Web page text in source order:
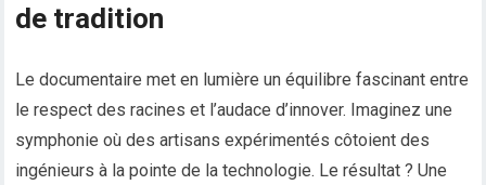
de tradition
Le documentaire met en lumière un équilibre fascinant entre
le respect des racines et l’audace d’innover. Imaginez une
symphonie où des artisans expérimentés côtoient des
ingénieurs à la pointe de la technologie. Le résultat ? Une